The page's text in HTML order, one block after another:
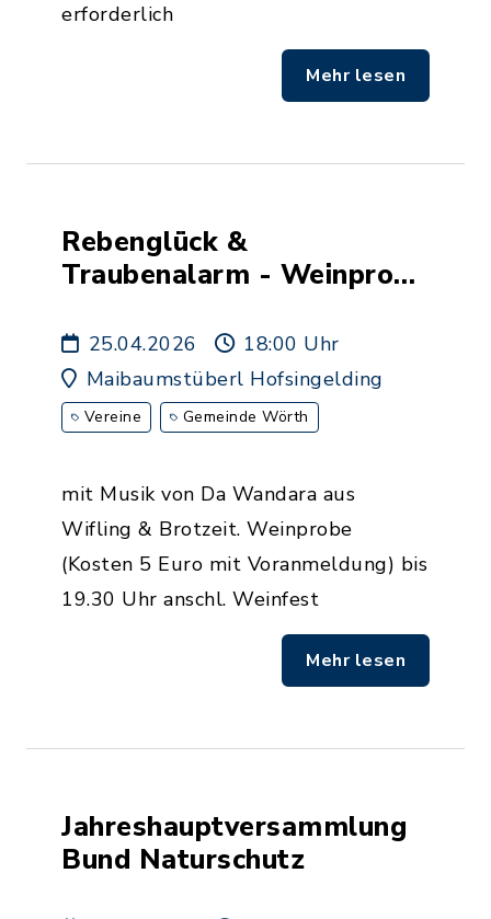
erforderlich
Mehr lesen
Rebenglück &
Traubenalarm - Weinprobe
25.04.2026
18:00 Uhr
Maibaumstüberl Hofsingelding
Vereine Gemeinde Wörth
mit Musik von Da Wandara aus
Wifling & Brotzeit. Weinprobe
(Kosten 5 Euro mit Voranmeldung) bis
19.30 Uhr anschl. Weinfest
Mehr lesen
Jahreshauptversammlung
Bund Naturschutz